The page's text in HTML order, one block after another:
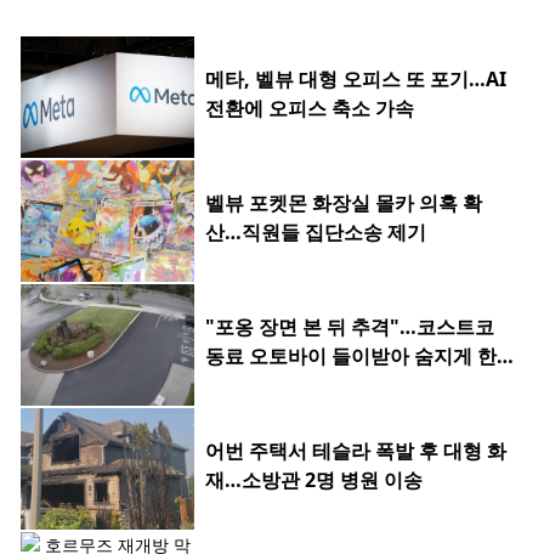
메타, 벨뷰 대형 오피스 또 포기…AI
전환에 오피스 축소 가속
벨뷰 포켓몬 화장실 몰카 의혹 확
산…직원들 집단소송 제기
"포옹 장면 본 뒤 추격"…코스트코
동료 오토바이 들이받아 숨지게 한 2
어번 주택서 테슬라 폭발 후 대형 화
재…소방관 2명 병원 이송